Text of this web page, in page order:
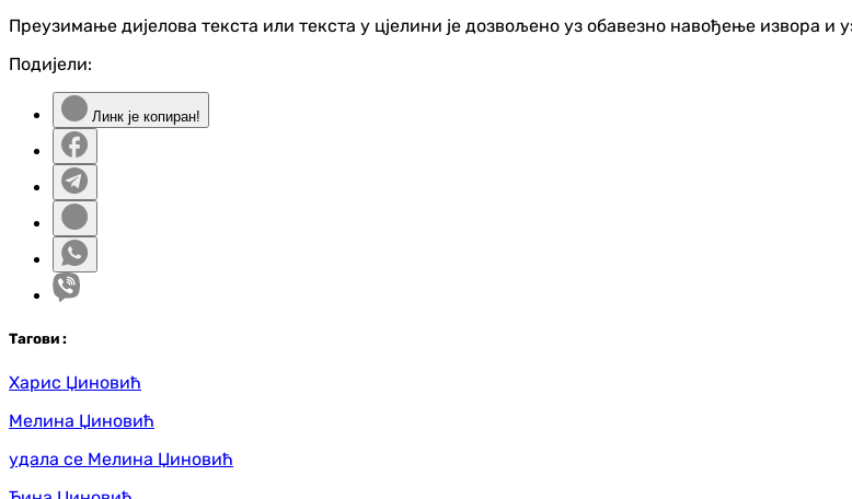
Преузимање дијелова текста или текста у цјелини је дозвољено уз обавезно навођење извора
Подијели:
Линк је копиран!
Тагови :
Харис Џиновић
Мелина Џиновић
удала се Мелина Џиновић